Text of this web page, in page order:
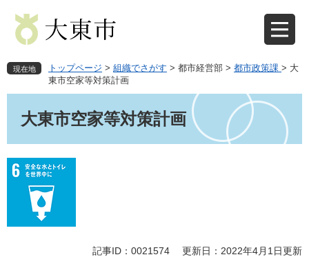
先
で
を
ば
現在地 トップページ > 組織でさがす > 都市経営部 > 都市政策課 > 大
東市空家等対策計画
大東市空家等対策計画
記事ID：0021574 更新日：2022年4月1日更新